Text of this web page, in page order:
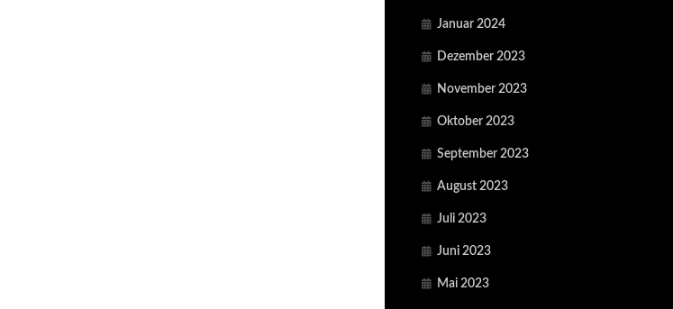
Januar 2024
Dezember 2023
November 2023
Oktober 2023
September 2023
August 2023
Juli 2023
Juni 2023
Mai 2023